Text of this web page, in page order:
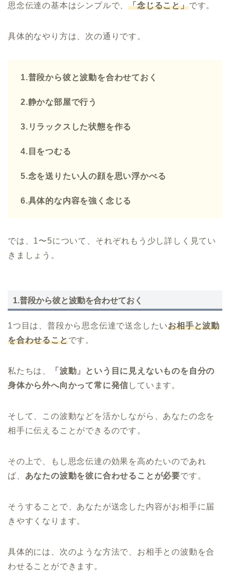
思念伝達の基本はシンプルで、「念じること」です。
具体的なやり方は、次の通りです。
1.普段から彼と波動を合わせておく
2.静かな部屋で行う
3.リラックスした状態を作る
4.目をつむる
5.念を送りたい人の顔を思い浮かべる
6.具体的な内容を強く念じる
では、1〜5について、それぞれもう少し詳しく見てい
きましょう。
1.普段から彼と波動を合わせておく
1つ目は、普段から思念伝達で送念したいお相手と波動
を合わせることです。
私たちは、
「波動」という目に見えないものを自分の
身体から外へ向かって常に発信 しています。
そして、この波動などを活かしながら、あなたの念を
相手に伝えることができるのです。
その上で、もし思念伝達の効果を高めたいのであれ
ば、 あなたの波動を彼に合わせることが必要です。
そうすることで、あなたが送念した内容がお相手に届
きやすくなります。
具体的には、次のような方法で、お相手との波動を合
わせることができます。